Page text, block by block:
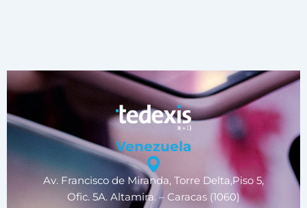
Venezuela
Av. Francisco de Miranda, Torre Delta,Piso 5,
Ofic. 5A. Altamira. – Caracas (1060)